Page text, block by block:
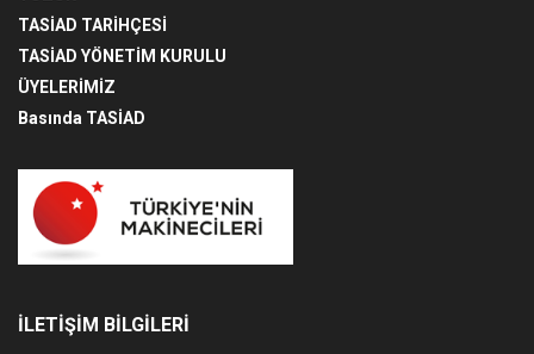
TASİAD TARİHÇESİ
TASİAD YÖNETİM KURULU
ÜYELERİMİZ
Basında TASİAD
İLETİŞİM BİLGİLERİ